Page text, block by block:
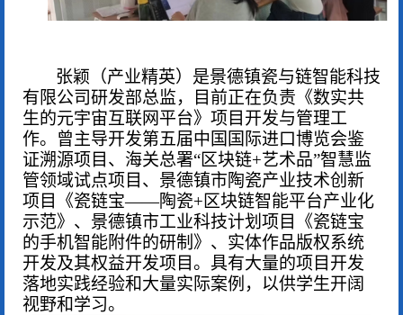
张颖（产业精英）是景德镇瓷与链智能科技
有限公司研发部总监，
目前正在负责《数实共
生的元宇宙互联网平台》项目开发与管理工
作。 曾主导开发第五届中国国际进口博览会鉴
证溯源项目 、 海关总署“区块链+艺术品”智慧监
管领域试点项目 、 景德镇市陶瓷产业技术创新
项目《瓷链宝——陶瓷+区块链智能平台产业化
示范》 、 景德镇市工业科技计划项目《瓷链宝
的手机智能附件的研制》 、 实体作品版权系统
开发及其权益开发项目。 具有大量的项目开发
落地实践经验和大量实际案例，以供学生开阔
视野和学习。